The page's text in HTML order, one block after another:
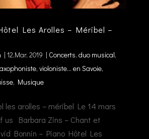
Les Arolles – Méribel –
| 12,Mar, 2019 | Concerts, duo musical,
violoniste... en Savoie,
, Musique
les arolles – méribel Le 14 mars
us Barbara Zins – Chant et
Bonnin – Piano Hôtel Les